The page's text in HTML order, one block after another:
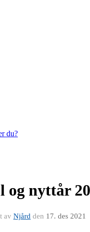
du?
og nyttår
av Njård den 17. des 2021